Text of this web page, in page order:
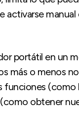
activarse
portátil en un
más o menos
funciones
obtener